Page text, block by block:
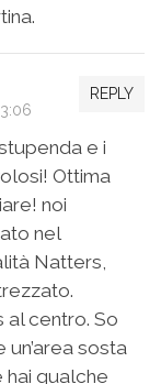
REPLY
e i
Ottima
noi
nel
Natters,
centro. So
un’area sosta
hai qualche